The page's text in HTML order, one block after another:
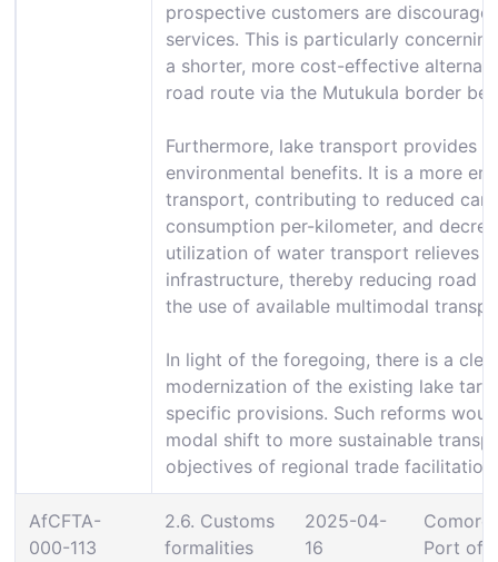
prospective customers are
services. This is particularly
a shorter, more cost-effective
road route via the Mutukula border
Furthermore, lake transport provides
environmental benefits. It is a more
transport, contributing to reduced
consumption per-kilometer, and
utilization of water transport relieves
infrastructure, thereby reducing road
the use of available multimodal
In light of the foregoing, there is a
modernization of the existing lake
specific provisions. Such reforms
modal shift to more sustainable
objectives of regional trade
AfCFTA-
000-113
2.6. Customs
formalities
2025-04-
16
Port of